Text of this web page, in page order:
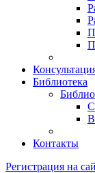
Библиотека
Контакты
Регистрация на